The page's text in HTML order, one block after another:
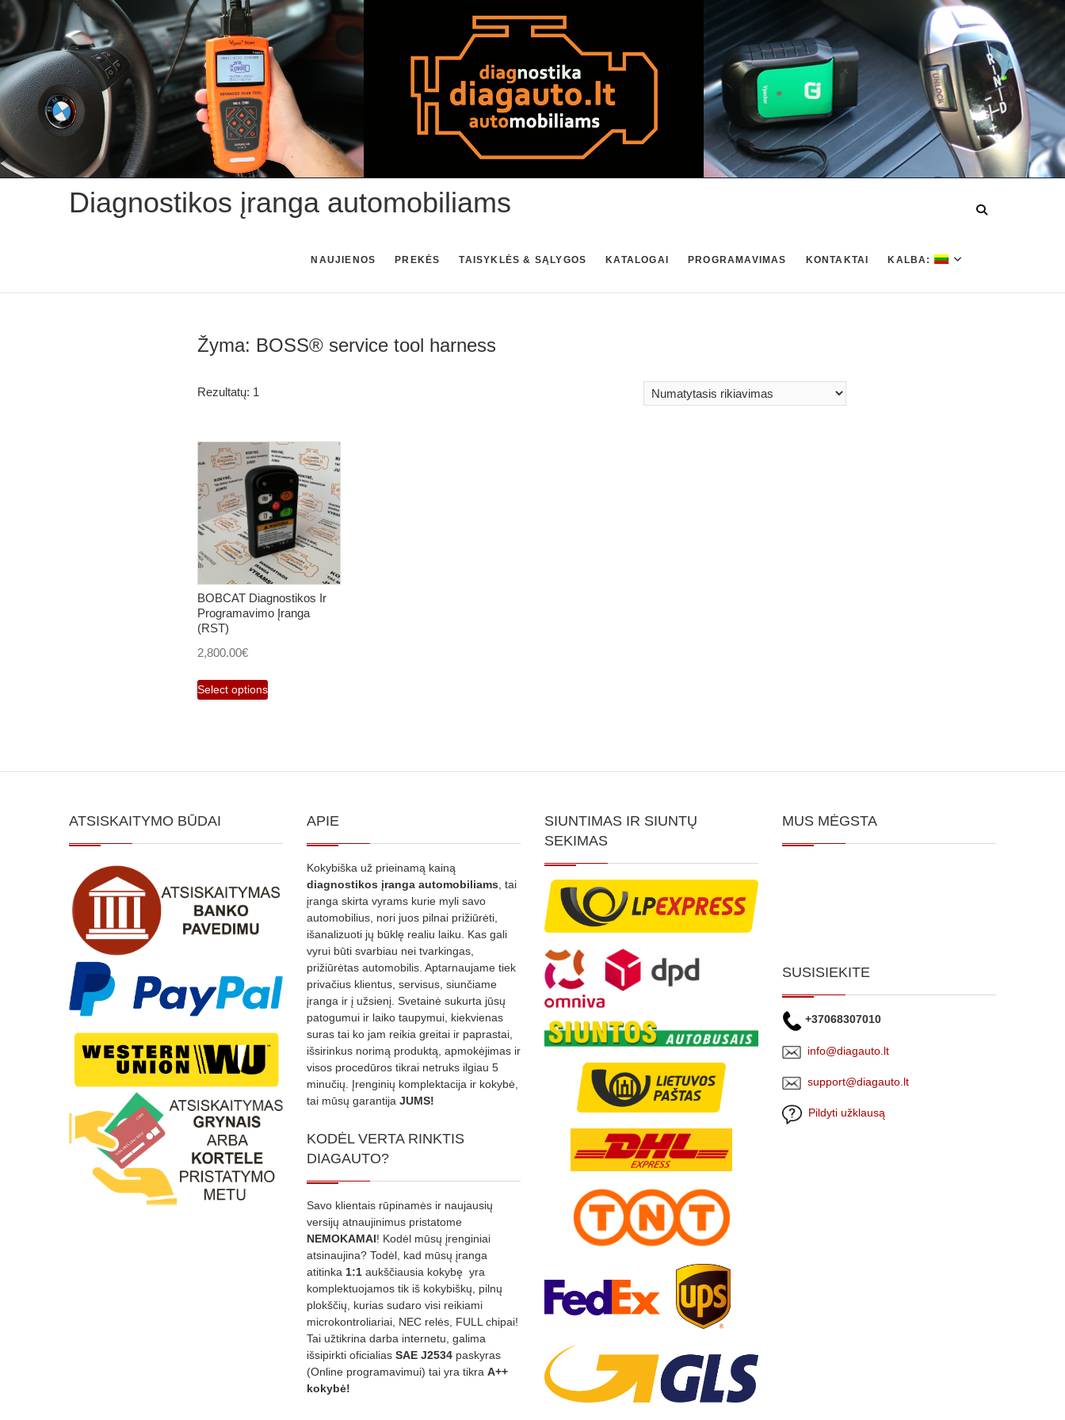
Skip
content
Diagnostikos įranga automobiliams
NAUJIENOS PREKĖS TAISYKLĖS & SĄLYGOS KATALOGAI PROGRAMAVIMAS KONTAKTAI KALBA:
Žyma: BOSS® service tool harness
Rezultatų: 1
BOBCAT Diagnostikos Ir
Programavimo Įranga
(RST)
2,800.00€
Select options
ATSISKAITYMO BŪDAI APIE
Kokybiška už prieinamą kainą
diagnostikos įranga automobiliams , tai
įranga skirta vyrams kurie myli savo
automobilius, nori juos pilnai prižiūrėti,
išanalizuoti jų būklę realiu laiku. Kas gali
vyrui būti svarbiau nei tvarkingas,
prižiūrėtas automobilis. Aptarnaujame tiek
privačius klientus, servisus, siunčiame
įranga ir į užsienį. Svetainė sukurta jūsų
patogumui ir laiko taupymui, kiekvienas
suras tai ko jam reikia greitai ir paprastai,
išsirinkus norimą produktą, apmokėjimas ir
visos procedūros tikrai netruks ilgiau 5
minučių. Įrenginių komplektacija ir kokybė,
tai mūsų garantija JUMS!
KODĖL VERTA RINKTIS
DIAGAUTO?
Savo klientais rūpinamės ir naujausių
versijų atnaujinimus pristatome
NEMOKAMAI! Kodėl mūsų įrenginiai
atsinaujina? Todėl, kad mūsų įranga
atitinka 1:1 aukščiausia kokybę yra
komplektuojamos tik iš kokybiškų, pilnų
plokščių, kurias sudaro visi reikiami
microkontroliariai, NEC relės, FULL chipai!
Tai užtikrina darba internetu, galima
išsipirkti oficialias SAE J2534 paskyras
(Online programavimui) tai yra tikra A++
kokybė!
SIUNTIMAS IR SIUNTŲ
SEKIMAS
MUS MĖGSTA
SUSISIEKITE
+37068307010
info@diagauto.lt
support@diagauto.lt
Pildyti užklausą